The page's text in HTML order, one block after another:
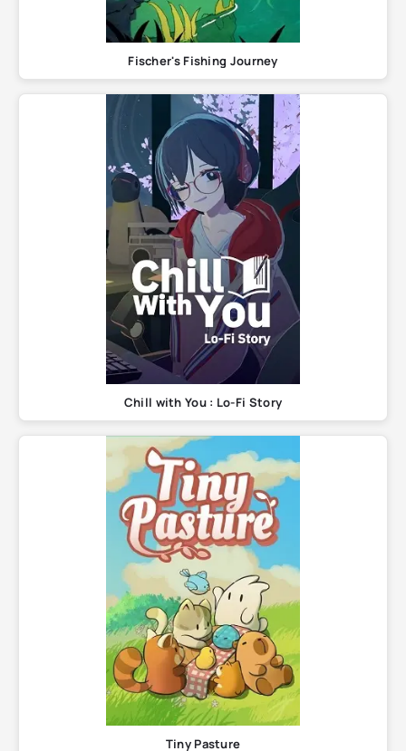
Fischer's Fishing Journey
Chill with You : Lo-Fi Story
Tiny Pasture